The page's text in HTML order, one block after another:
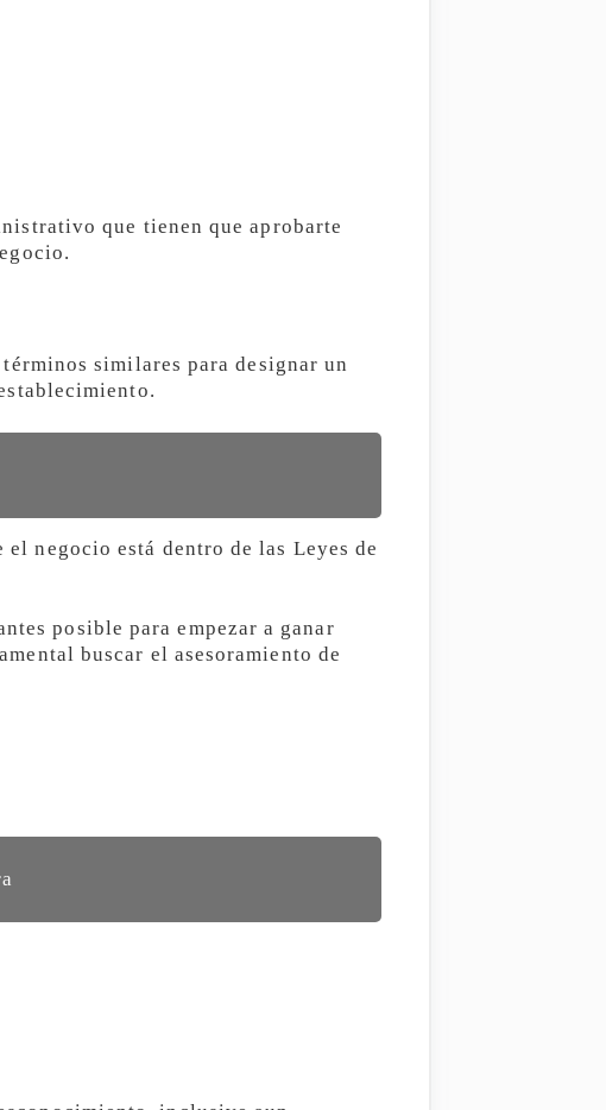
que tienen que aprobarte
similares para designar un
negocio está dentro de las Leyes de
posible para empezar a ganar
buscar el asesoramiento de